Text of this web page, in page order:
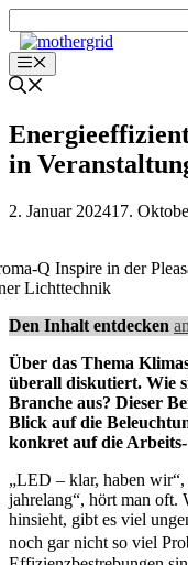
Inhalt
springenMenü
in
2. Januar 202417.
Q Inspire in der
Lichttechnik
Den Inhalt entdecken
Über das Thema
überall diskutiert. Wie
Branche aus? Dieser
Blick auf die
konkret auf die
„LED – klar, haben
jahrelang“, hört man oft.
hinsieht, gibt es viel
noch gar nicht so viel